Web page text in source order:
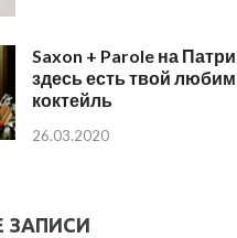
Saxon + Parole на
здесь есть твой
коктейль
26.03.2020
ЗАПИСИ